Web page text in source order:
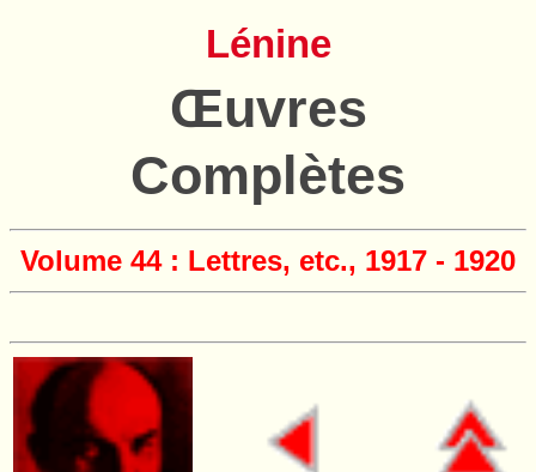
Lénine
Œuvres
Complètes
Volume 44 : Lettres, etc., 1917 - 1920